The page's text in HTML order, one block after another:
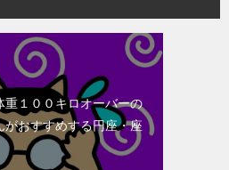
重１００キロオーバーの
がおすすめする円座・座